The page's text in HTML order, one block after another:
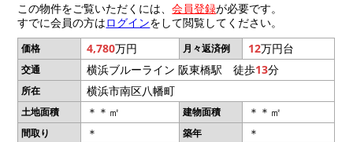
この物件をご覧いただくには、会員登録が必要です。
すでに会員の方はログインをして閲覧してください。
価格 4,780万円 月々返済例 12万円台
交通 横浜ブルーライン 阪東橋駅 徒歩13分
所在 横浜市南区八幡町
土地面積 ＊＊㎡ 建物面積 ＊＊㎡
間取り ＊ 築年 ＊